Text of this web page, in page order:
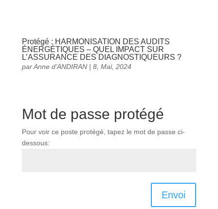
Protégé : HARMONISATION DES AUDITS
ÉNERGÉTIQUES – QUEL IMPACT SUR
L’ASSURANCE DES DIAGNOSTIQUEURS ?
parAnne d’ANDIRAN| 8, Mai, 2024
Mot de passe protégé
Pour voir ce poste protégé, tapez le mot de passe ci-
dessous:
Envoi